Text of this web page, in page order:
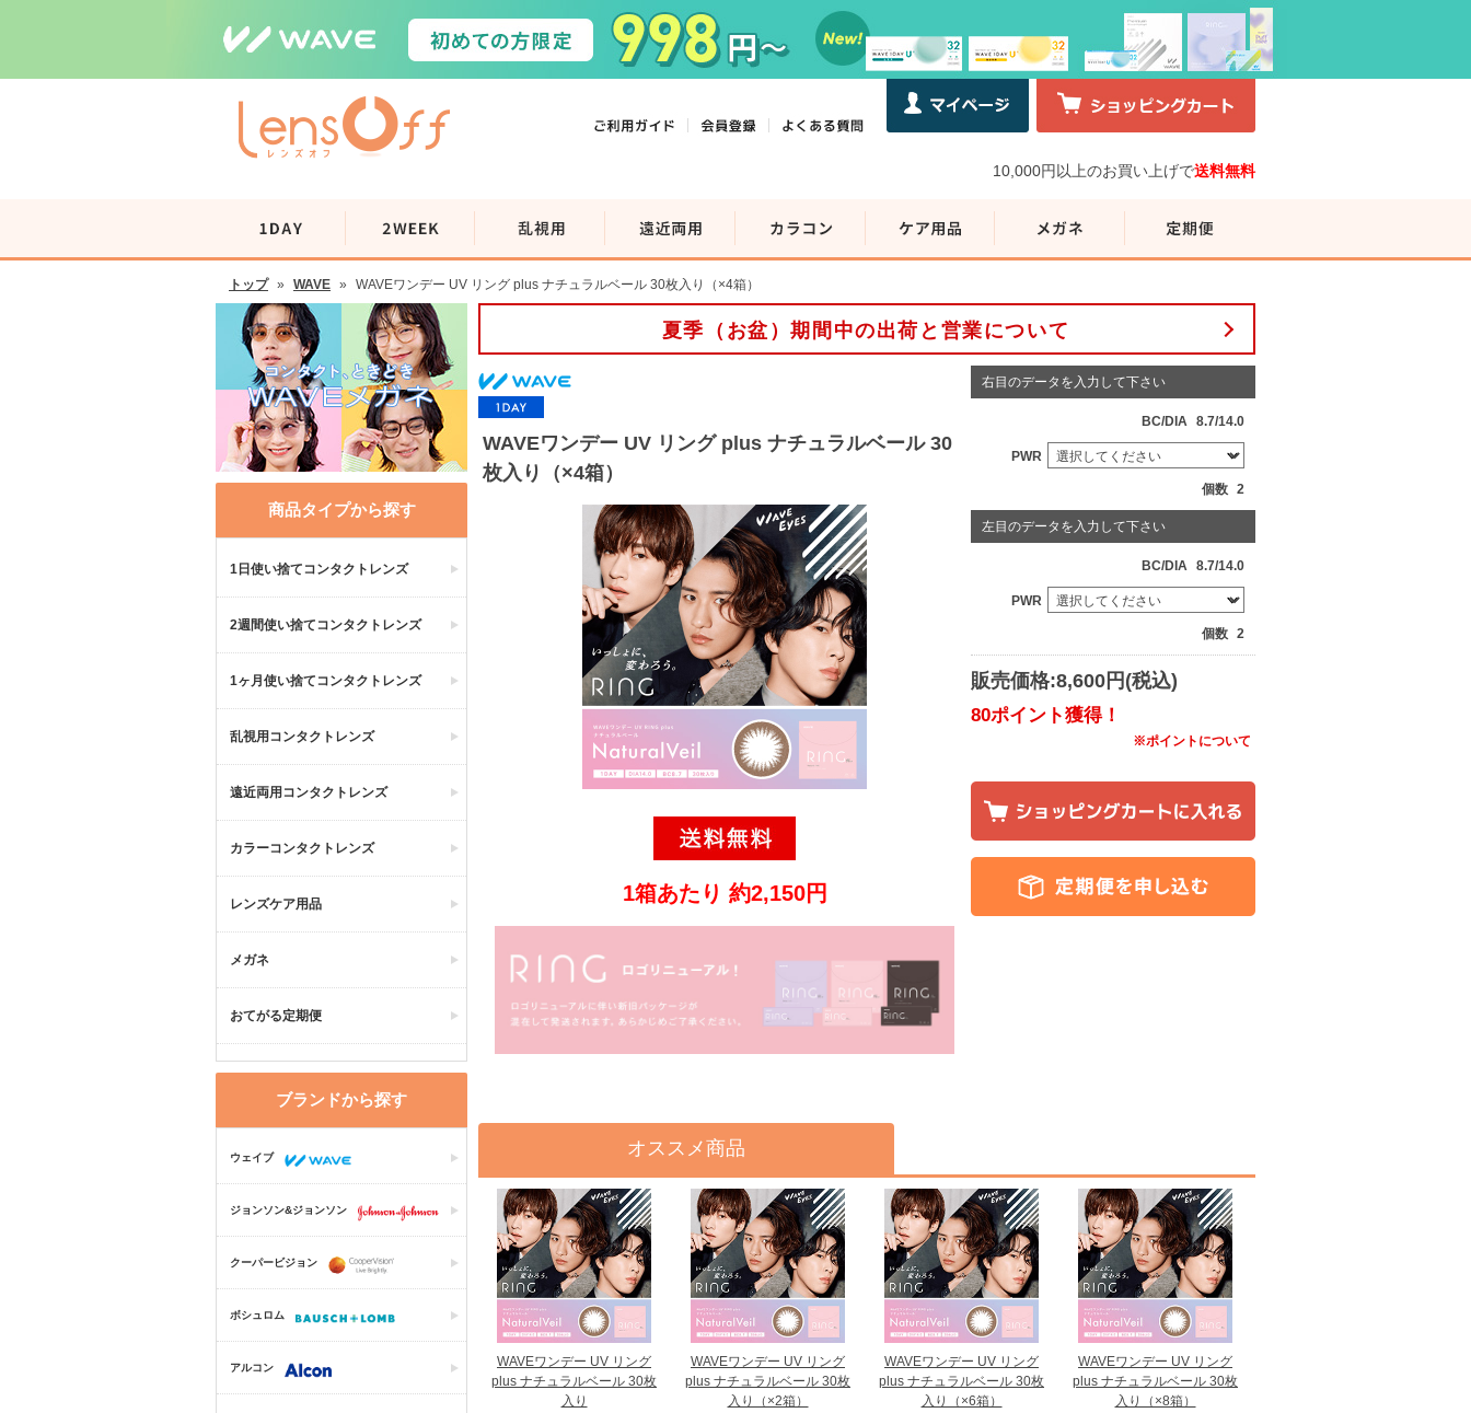
10,000円以上のお買い上げで送料無料
トップ » WAVE » WAVEワンデー UV リング plus ナチュラルベール 30枚入り（×4箱）
商品タイプから探す
1日使い捨てコンタクトレンズ
2週間使い捨てコンタクトレンズ
1ヶ月使い捨てコンタクトレンズ
乱視用コンタクトレンズ
遠近両用コンタクトレンズ
カラーコンタクトレンズ
レンズケア用品
メガネ
おてがる定期便
ブランドから探す
ウェイブ
ジョンソン&ジョンソン
クーパービジョン
ボシュロム
アルコン
夏季（お盆）期間中の出荷と営業について
WAVEワンデー UV リング plus ナチュラルベール 30
枚入り（×4箱）
1箱あたり 約2,150円
右目のデータを入力して下さい
BC/DIA 8.7/14.0
PWR
個数 2
左目のデータを入力して下さい
BC/DIA 8.7/14.0
PWR
個数 2
販売価格:8,600円(税込)
80ポイント獲得！
※ポイントについて
オススメ商品
WAVEワンデー UV リング
plus ナチュラルベール 30枚
入り
WAVEワンデー UV リング
plus ナチュラルベール 30枚
入り（×2箱）
WAVEワンデー UV リング
plus ナチュラルベール 30枚
入り（×6箱）
WAVEワンデー UV リング
plus ナチュラルベール 30枚
入り（×8箱）